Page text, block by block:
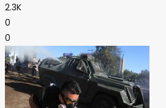
2.3K
0
0